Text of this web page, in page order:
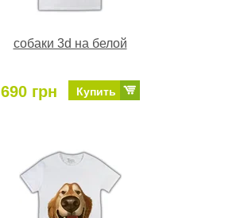
собаки 3d на белой
690 грн Купить